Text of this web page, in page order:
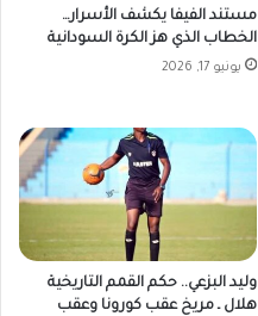
مستند الفيفا يكشف الأسرار…
الخطاب الذي هز الكرة السودانية
يونيو 17, 2026
وليد البزعي.. حكم القمم التاريخية
هلال ـ مريخ عقب كورونا وعقب